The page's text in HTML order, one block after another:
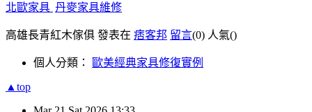
北歐家具 丹麥家具維修
高雄長青紅木傢俱 發表在 痞客邦 留言(0) 人氣()
個人分類： 歐美經典家具修復實例
▲top